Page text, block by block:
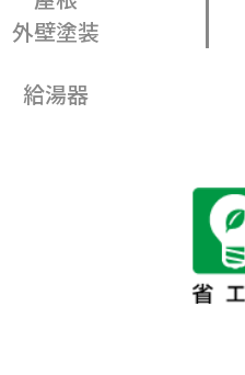
外壁塗装
給湯器